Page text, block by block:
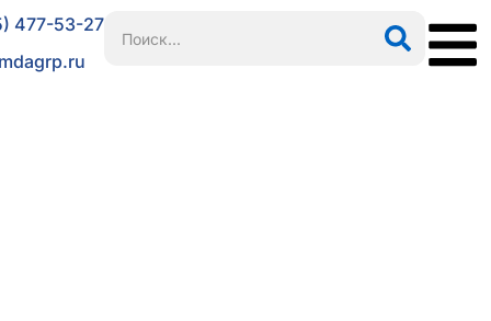
477-53-27